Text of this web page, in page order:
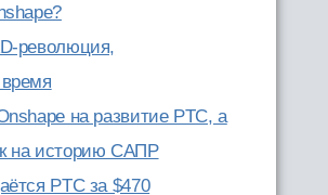
революция,
на развитие PTC, а
на историю САПР
PTC за $470